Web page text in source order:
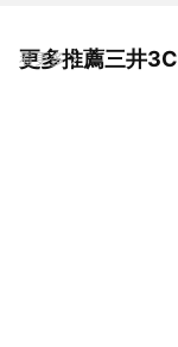
更多推薦三井3C
看更多